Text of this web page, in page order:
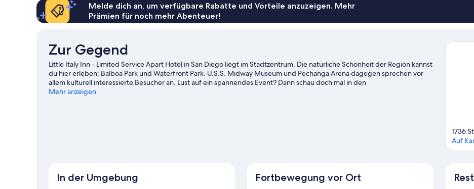
Melde dich an, um verfügbare Rabatte und Vorteile anzuzeigen. Mehr
Prämien für noch mehr Abenteuer!
Zur Gegend
Little Italy Inn - Limited Service Apart Hotel in San Diego liegt im Stadtzentrum. Die natürliche Schönheit der Region kannst
du hier erleben: Balboa Park und Waterfront Park. U.S.S. Midway Museum und Pechanga Arena dagegen sprechen vor
allem kulturell interessierte Besucher an. Lust auf ein spannendes Event? Dann schau doch mal in den
Veranstaltungskalender dieser beiden Locations: PETCO Park und Snapdragon Stadium.
Mehr anzeigen
1736
Auf
In der Umgebung Fortbewegung vor Ort